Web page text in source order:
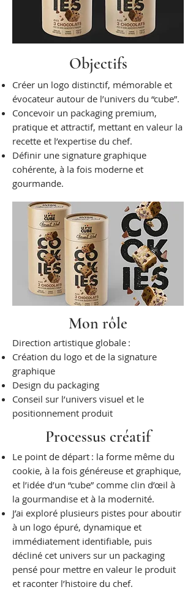
Objectifs
​Créer un logo distinctif, mémorable et
évocateur autour de l’univers du “cube”.
Concevoir un packaging premium,
pratique et attractif, mettant en valeur la
recette et l’expertise du chef.
Définir une signature graphique
cohérente, à la fois moderne et
gourmande.
Mon rôle
Direction artistique globale :
Création du logo et de la signature
graphique
Design du packaging
Conseil sur l’univers visuel et le
positionnement produit
Processus créatif
Le point de départ : la forme même du
cookie, à la fois généreuse et graphique,
et l’idée d’un “cube” comme clin d’œil à
la gourmandise et à la modernité.
J’ai exploré plusieurs pistes pour aboutir
à un logo épuré, dynamique et
immédiatement identifiable, puis
décliné cet univers sur un packaging
pensé pour mettre en valeur le produit
et raconter l’histoire du chef.